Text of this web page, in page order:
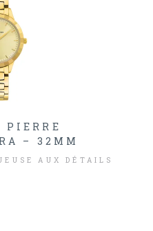
PIERRE
– 32MM
AUX DÉTAILS